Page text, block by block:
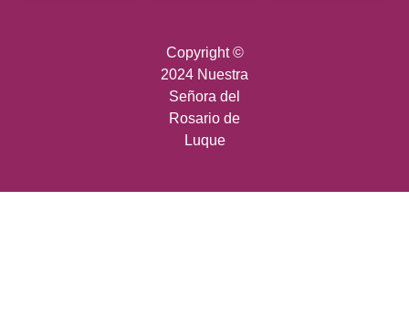
Copyright ©
2024 Nuestra
Señora del
Rosario de
Luque